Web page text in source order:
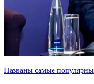
Названы самые